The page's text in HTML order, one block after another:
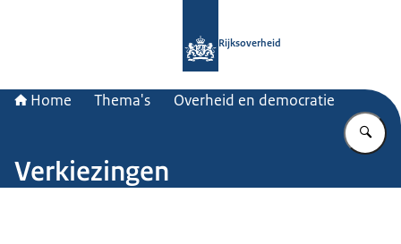
Rijksoverheid
Home Thema's Overheid en democratie
Verkiezingen